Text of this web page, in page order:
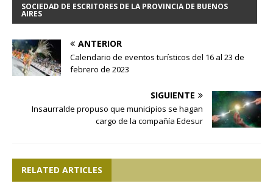
SOCIEDAD DE ESCRITORES DE LA PROVINCIA DE BUENOS
AIRES
ANTERIOR
Calendario de eventos turísticos del 16 al 23 de
febrero de 2023
SIGUIENTE
Insaurralde propuso que municipios se hagan
cargo de la compañía Edesur
RELATED ARTICLES